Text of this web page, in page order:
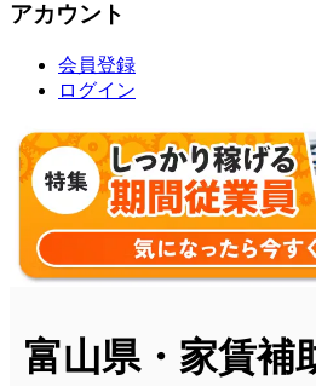
アカウント
会員登録
ログイン
富山県・家賃補